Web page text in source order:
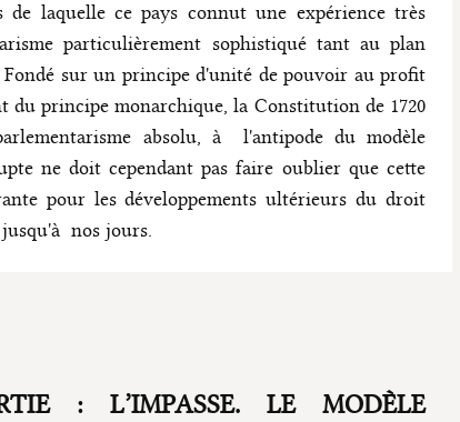
de laquelle ce pays connut une expérience très
particulièrement sophistiqué tant au plan
sur un principe d'unité de pouvoir au profit
du principe monarchique, la Constitution de 1720
absolu, à l'antipode du modèle
ne doit cependant pas faire oublier que cette
pour les développements ultérieurs du droit
nos jours.
: L’IMPASSE. LE MODÈLE